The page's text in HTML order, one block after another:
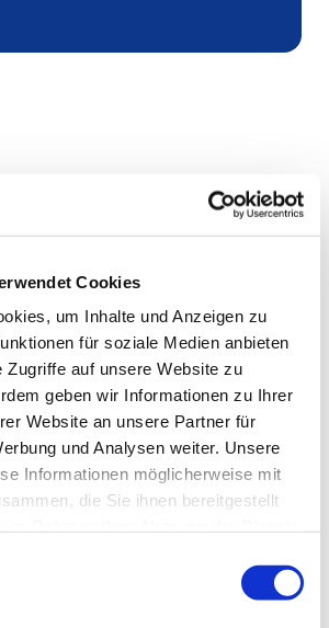
Cookies
um Inhalte und Anzeigen zu
für soziale Medien anbieten
Zugriffe auf unsere Website zu
geben wir Informationen zu Ihrer
Website an unsere Partner für
und Analysen weiter. Unsere
Informationen möglicherweise mit
die Sie ihnen bereitgestellt